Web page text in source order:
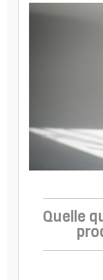
Quelle